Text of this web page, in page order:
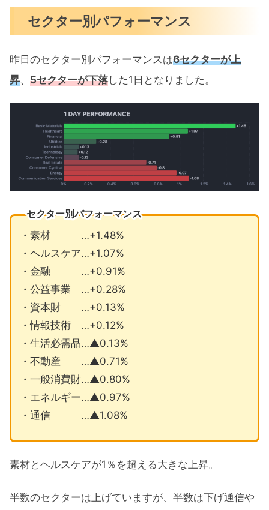
セクター別パフォーマンス
昨日のセクター別パフォーマンスは6セクターが上
昇、 5セクターが下落した1日となりました。
セクター別パフォーマンス
・素材 …+1.48%
・ヘルスケア…+1.07%
・金融 …+0.91%
・公益事業 …+0.28%
・資本財 …+0.13%
・情報技術 …+0.12%
・生活必需品…▲0.13%
・不動産 …▲0.71%
・一般消費財…▲0.80%
・エネルギー…▲0.97%
・通信 …▲1.08%
素材とヘルスケアが1％を超える大きな上昇。
半数のセクターは上げていますが、半数は下げ通信や